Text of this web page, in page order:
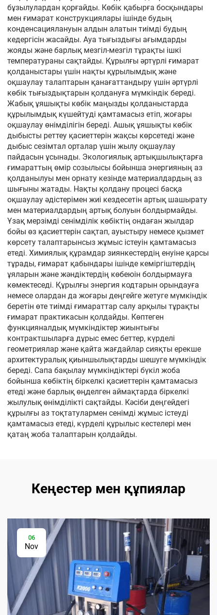
бұзылулардан қорғайды. Көбік қабырға босқындары
мен ғимарат конструкциялары ішінде будың
конденсациялануын алдын алатын тиімді будың
кедергісін жасайды. Ауа тығыздығы ағымдарды
жояды және барлық мезгіл-мезгіл тұрақты ішкі
температураны сақтайды. Құрылғы әртүрлі ғимарат
қолданыстары үшін нақты құрылымдық және
оқшаулау талаптарын қанағаттандыру үшін әртүрлі
көбік тығыздықтарын қолдануға мүмкіндік береді.
Жабық ұяшықты көбік маңызды қолданыстарда
құрылымдық күшейтуді қамтамасыз етіп, жоғары
оқшаулау өнімділігін береді. Ашық ұяшықты көбік
дыбысты реттеу қасиеттерін жақсы көрсетеді және
дыбыс сезімтал орталар үшін жылу оқшаулау
пайдасын ұсынады. Экологиялық артықшылықтарға
ғимараттың өмір созылысы бойынша энергияның аз
қолданылуы мен орнату кезінде материалдардың аз
шығыны жатады. Нақты қолдану процесі басқа
оқшаулау әдістерімен жиі кездесетін артық шашырату
мен материалдардың артық болуын болдырмайды.
Ұзақ мерзімді сенімділік көбіктің ондаған жылдар
бойы өз қасиеттерін сақтап, ауыстыру немесе қызмет
көрсету талаптарынсыз жұмыс істеуін қамтамасыз
етеді. Химиялық құрамдар зиянкестердің енуіне қарсы
тұрады, ғимарат қабындары ішінде кеміргіштердің
ұяларын және жәндіктердің көбеюін болдырмауға
көмектеседі. Құрылғы энергия кодтарын орындауға
немесе олардан да жоғары деңгейге жетуге мүмкіндік
беретін өте тиімді ғимараттар салу арқылы тұрақты
ғимарат практикасын қолдайды. Көптеген
функцияналдық мүмкіндіктер жиынтығы
контрактшыларға дұрыс емес беттер, күрделі
геометриялар және қайта жағдайлар сияқты ерекше
архитектуралық қиыншылықтарды шешуге мүмкіндік
береді. Сапа бақылау мүмкіндіктері бүкіл жоба
бойынша көбіктің біркелкі қасиеттерін қамтамасыз
етеді және барлық өңделген аймақтарда біркелкі
жылулық өнімділікті сақтайды. Кәсіби деңгейдегі
құрылғы аз тоқтатулармен сенімді жұмыс істеуді
қамтамасыз етеді, күрделі құрылыс кестелері мен
қатаң жоба талаптарын қолдайды.
Кеңестер мен құпиялар
06
Nov